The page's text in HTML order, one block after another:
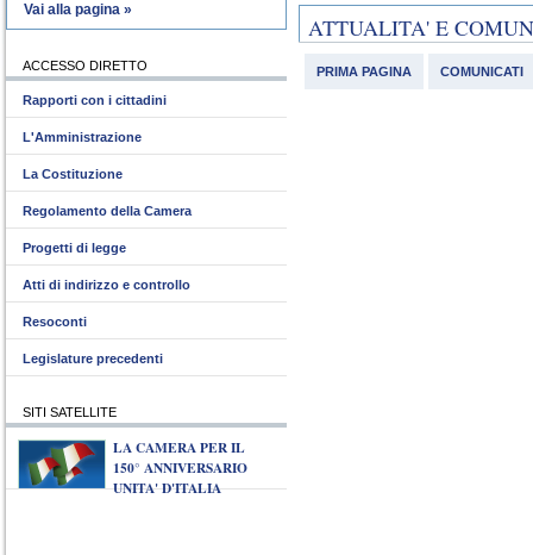
ATTUALITA' E
PRIMA PAGINA COMUNICATI
Vai alla pagina »
ACCESSO DIRETTO
Rapporti con i cittadini
L'Amministrazione
La Costituzione
Regolamento della Camera
Progetti di legge
Atti di indirizzo e controllo
Resoconti
Legislature precedenti
SITI SATELLITE
LA CAMERA PER IL
150° ANNIVERSARIO
UNITA' D'ITALIA